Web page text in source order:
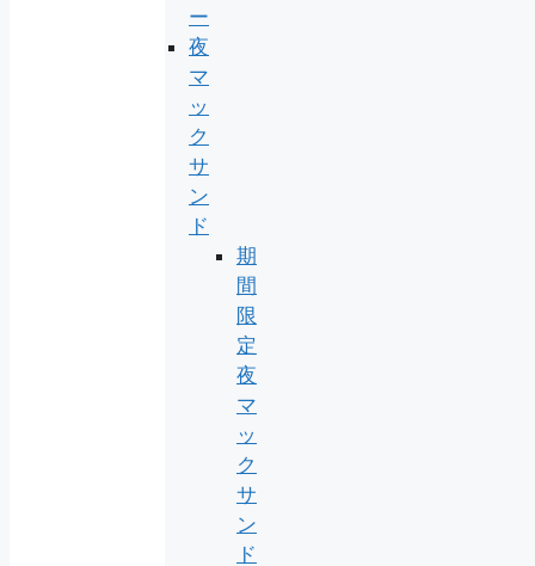
ー
夜
マ
ッ
ク
サ
ン
ド
期
間
限
定
夜
マ
ッ
ク
サ
ン
ド